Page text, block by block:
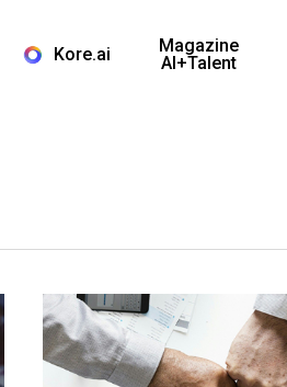
Kore.ai
Magazine
AI+Talent